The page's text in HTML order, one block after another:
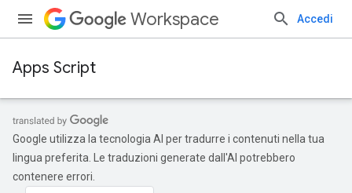
Workspace Accedi
Apps Script
Google utilizza la tecnologia AI per tradurre i contenuti nella tua
lingua preferita. Le traduzioni generate dall'AI potrebbero
contenere errori.